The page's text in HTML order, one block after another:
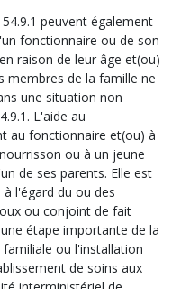
peuvent également
fonctionnaire ou de son
raison de leur âge et(ou)
membres de la famille ne
une situation non
L'aide au
au fonctionnaire et(ou) à
ou à un jeune
de ses parents. Elle est
l'égard du ou des
ou conjoint de fait
étape importante de la
ou l'installation
de soins aux